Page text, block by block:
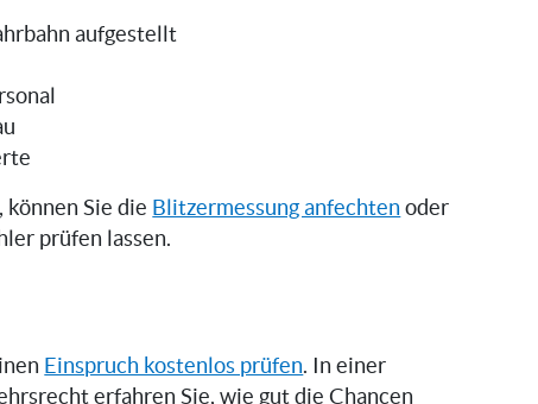
aufgestellt
Sie die Blitzermessung anfechten oder
prüfen lassen.
Einspruch kostenlos prüfen. In einer
erfahren Sie, wie gut die Chancen